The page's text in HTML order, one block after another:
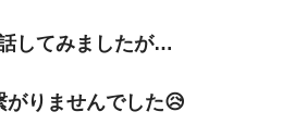
してみましたが…
がりませんでした😥